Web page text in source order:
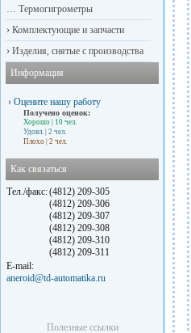
… Термогигрометры
› Комплектующие и запчасти
› Изделия, снятые с производства
Информация
› Оцените нашу работу
Получено оценок:
Хорошо | 10 чел.
Удовл. | 2 чел.
Плохо | 2 чел.
Как связаться
Тел./факс:(4812) 209-305
(4812) 209-306
(4812) 209-307
(4812) 209-308
(4812) 209-310
(4812) 209-311
E-mail:
aneroid@td-automatika.ru
Полезные ссылки